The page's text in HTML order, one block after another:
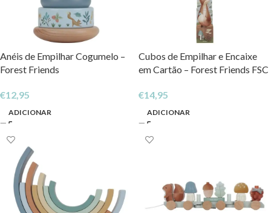
Anéis de Empilhar Cogumelo –
Forest Friends
€12,95
ADICIONAR
Cubos de Empilhar e Encaixe
em Cartão – Forest Friends FSC
€14,95
ADICIONAR